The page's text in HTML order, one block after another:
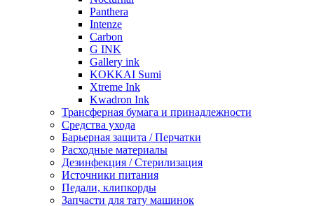
Panthera
Intenze
Carbon
G INK
Gallery ink
KOKKAI Sumi
Xtreme Ink
Kwadron Ink
Трансферная бумага и принадлежности
Средства ухода
Барьерная защита / Перчатки
Расходные материалы
Дезинфекция / Стерилизация
Источники питания
Педали, клипкорды
Запчасти для тату машинок